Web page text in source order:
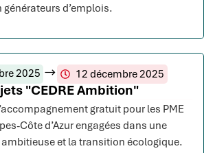
d’emplois.
2025 12 décembre 2025
"CEDRE Ambition"
gratuit pour les PME
Côte d’Azur engagées dans une
ambitieuse et la transition écologique.